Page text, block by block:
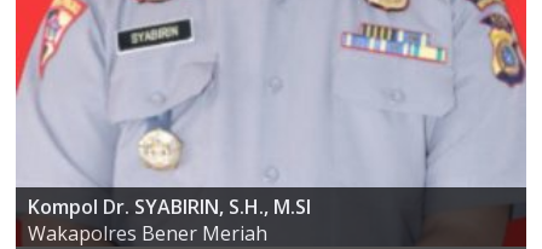
AKBP ARIS CAI DWI SUSANTO S.I.K., M.I.K
Kapolres Bener Meriah
Kompol Dr. SYABIRIN, S.H., M.SI
Wakapolres Bener Meriah